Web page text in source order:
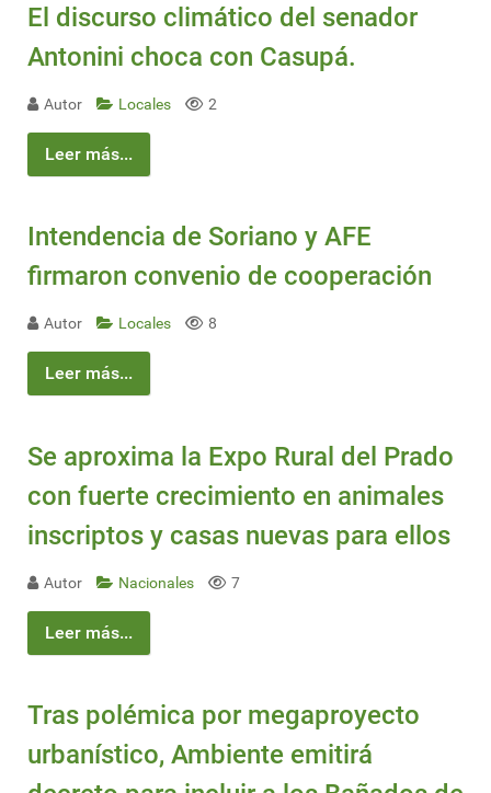
El discurso climático del senador
Antonini choca con Casupá.
Autor Locales 2
Leer más...
Intendencia de Soriano y AFE
firmaron convenio de cooperación
Autor Locales 8
Leer más...
Se aproxima la Expo Rural del Prado
con fuerte crecimiento en animales
inscriptos y casas nuevas para ellos
Autor Nacionales 7
Leer más...
Tras polémica por megaproyecto
urbanístico, Ambiente emitirá